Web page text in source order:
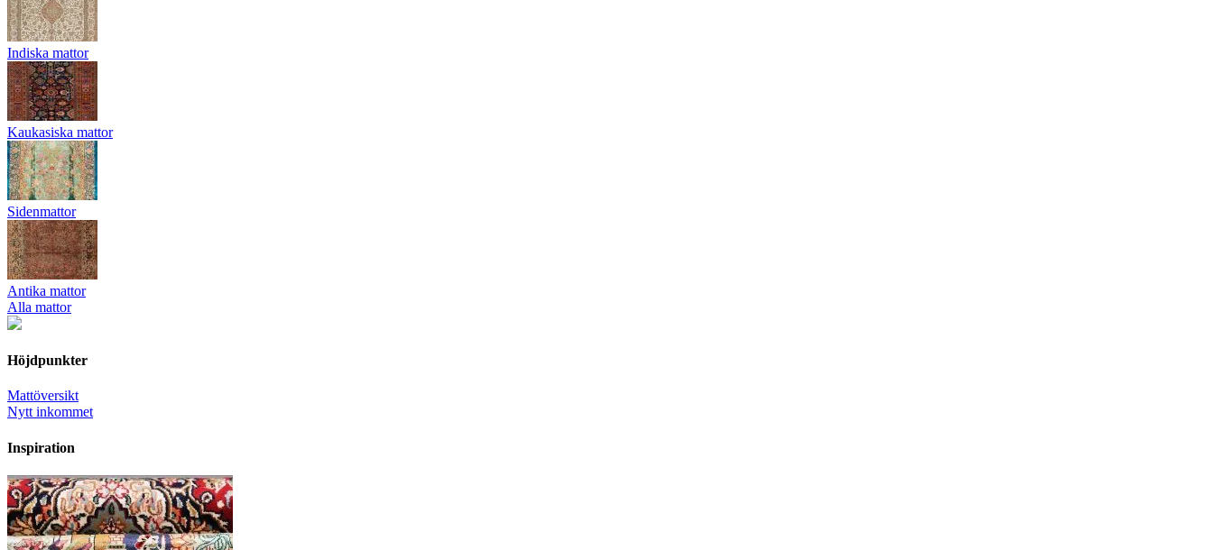
Indiska mattor
Kaukasiska mattor
Sidenmattor
Antika mattor
Alla mattor
Höjdpunkter
Mattöversikt
Nytt inkommet
Inspiration